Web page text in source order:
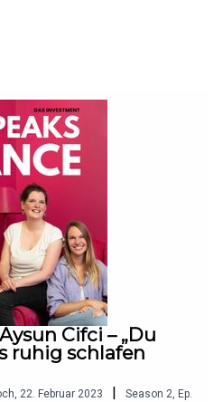
uns auf
Cifci – „Du
ruhig schlafen
22. Februar 2023 | Season 2 Ep.